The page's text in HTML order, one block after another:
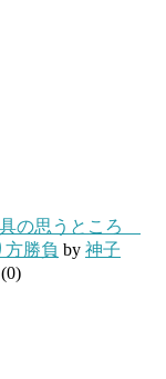
の思うところ
勝負 by 神子
(0)